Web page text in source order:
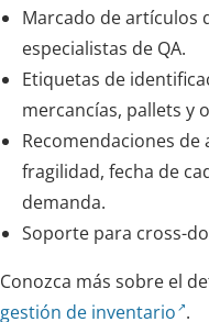
Marcado de artículos
especialistas de QA.
Etiquetas de
mercancías, pallets y
Recomendaciones
fragilidad, fecha de
demanda.
Soporte para cross-
Conozca más sobre el
gestión de inventario .